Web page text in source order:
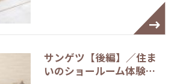
サンゲツ【後編】／住ま
いのショールーム体験…